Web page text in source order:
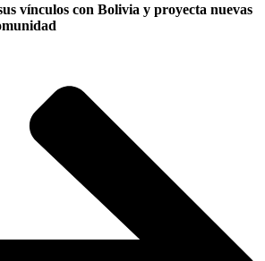
vínculos con Bolivia y proyecta nuevas